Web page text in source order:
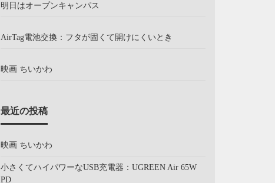
明日はオープンキャンパス
AirTag電池交換：フタが固くて開けにくいとき
映画 ちいかわ
最近の投稿
映画 ちいかわ
小さくてハイパワーなUSB充電器：UGREEN Air 65W
PD